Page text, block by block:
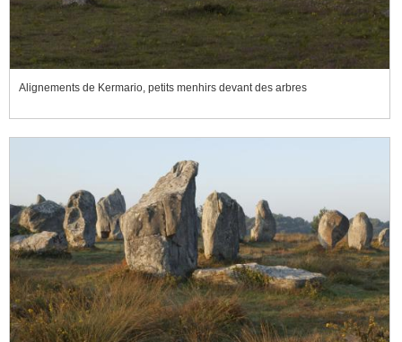
Alignements de Kermario, petits menhirs devant des arbres